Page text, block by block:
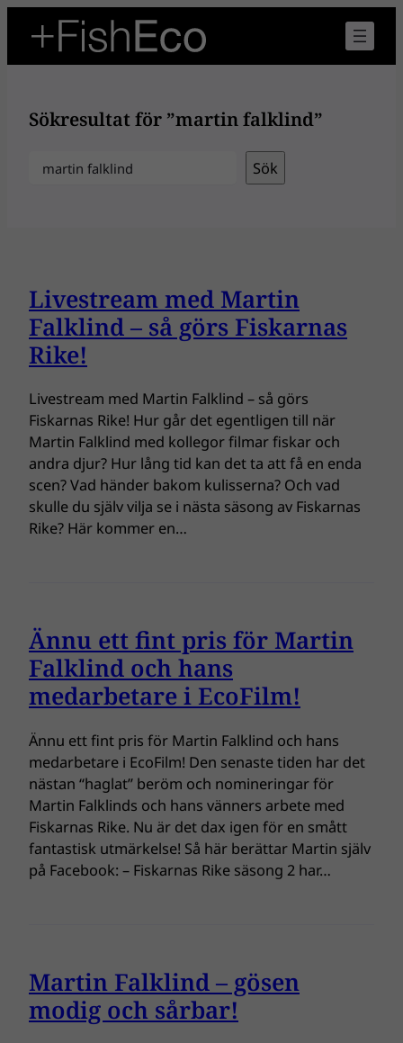
innehåll
Sökresultat för ”martin falklind”
Sök
Livestream med Martin
Falklind – så görs Fiskarnas
Rike!
Livestream med Martin Falklind – så görs
Fiskarnas Rike! Hur går det egentligen till när
Martin Falklind med kollegor filmar fiskar och
andra djur? Hur lång tid kan det ta att få en enda
scen? Vad händer bakom kulisserna? Och vad
skulle du själv vilja se i nästa säsong av Fiskarnas
Rike? Här kommer en…
Ännu ett fint pris för Martin
Falklind och hans
medarbetare i EcoFilm!
Ännu ett fint pris för Martin Falklind och hans
medarbetare i EcoFilm! Den senaste tiden har det
nästan “haglat” beröm och nomineringar för
Martin Falklinds och hans vänners arbete med
Fiskarnas Rike. Nu är det dax igen för en smått
fantastisk utmärkelse! Så här berättar Martin själv
på Facebook: – Fiskarnas Rike säsong 2 har…
Martin Falklind – gösen
modig och sårbar!